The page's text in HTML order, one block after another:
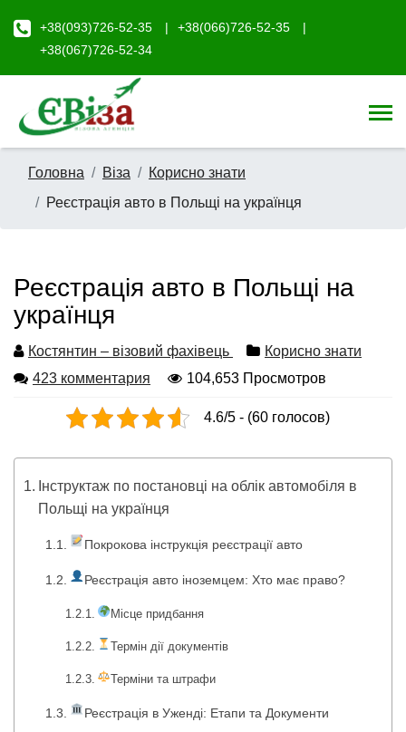
+38(093)726-52-35
+38(066)726-52-35
+38(067)726-52-34
Головна Віза
Корисно знати
Реєстрація авто в Польщі на українця
Реєстрація авто в Польщі на
українця
Костянтин – візовий фахівець
Корисно знати
423 комментария
104,653 Просмотров
4.6/5 - (60 голосов)
Інструктаж по постановці на облік автомобіля в
Польщі на українця
Покрокова інструкція реєстрації авто
Реєстрація авто іноземцем: Хто має право?
Місце придбання
Термін дії документів
Терміни та штрафи
Реєстрація в Уженді: Етапи та Документи